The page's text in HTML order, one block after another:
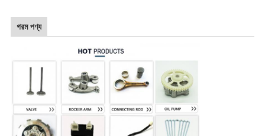
গরম পণ্য